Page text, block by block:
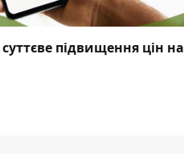
суттєве підвищення цін на